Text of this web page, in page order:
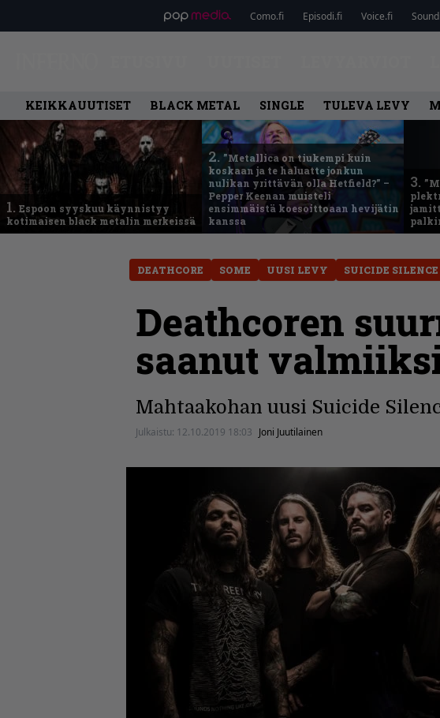
Como.fi Episodi.fi Voice.fi
KEIKKAUUTISET BLACK METAL SINGLE TULEVA LEVY
1. Espoon syyskuu käynnistyy
kotimaisen black metalin merkeissä
2. ”Metallica on tiukempi kuin
koskaan ja te haluatte jonkun
nulikan yrittävän olla Hetfield?” –
Pepper Keenan muisteli
ensimmäistä koesoittoaan hevijätin
kanssa
3.
DEATHCORE SOME UUSI LEVY SUICIDE SILENCE
Deathcoren
saanut
Mahtaakohan uusi Suicide
Julkaistu: 12.10.2019 18:03 Joni Juutilainen